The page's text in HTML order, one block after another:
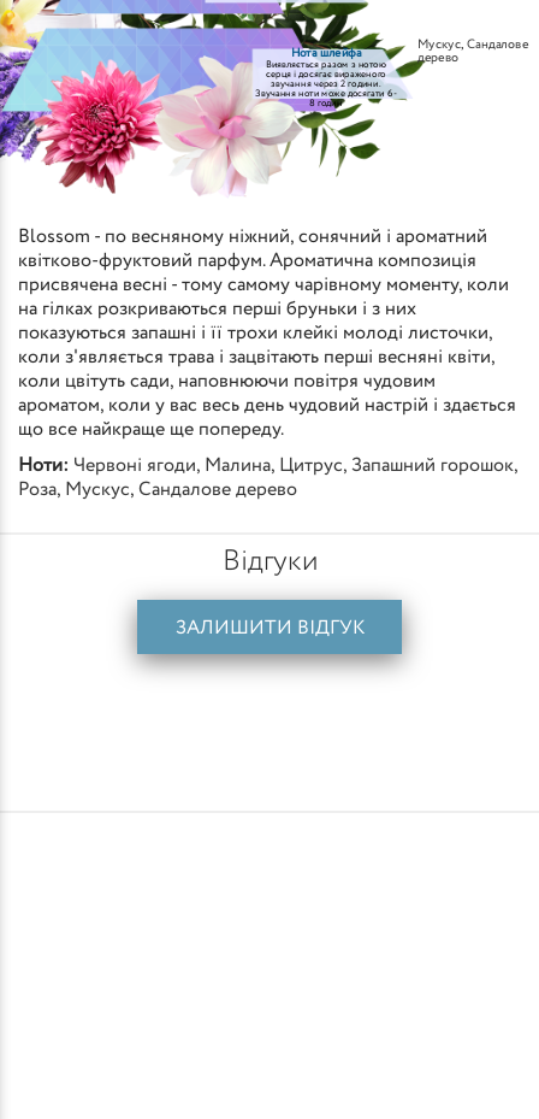
Нота шлейфа
Виявляється разом з нотою
серця і досягає вираженого
звучання через 2 години.
Звучання ноти може досягати 6-
8 годин
Мускус, Сандалове
дерево
Blossom - по весняному ніжний, сонячний і ароматний
квітково-фруктовий парфум. Ароматична композиція
присвячена весні - тому самому чарівному моменту, коли
на гілках розкриваються перші бруньки і з них
показуються запашні і її трохи клейкі молоді листочки,
коли з'являється трава і зацвітають перші весняні квіти,
коли цвітуть сади, наповнюючи повітря чудовим
ароматом, коли у вас весь день чудовий настрій і здається
що все найкраще ще попереду.
Ноти: Червоні ягоди, Малина, Цитрус, Запашний горошок,
Роза, Мускус, Сандалове дерево
Відгуки
ЗАЛИШИТИ ВІДГУК